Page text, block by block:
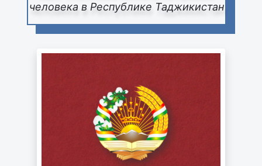
человека в Республике Таджикистан